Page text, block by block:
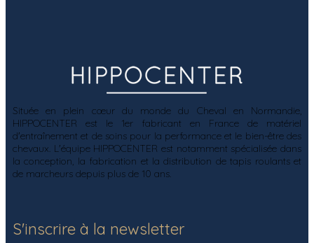
Située en plein cœur du monde du Cheval en Normandie,
HIPPOCENTER est le 1er fabricant en France de matériel
d'entraînement et de soins pour la performance et le bien-être des
chevaux. L'équipe HIPPOCENTER est notamment spécialisée dans
la conception, la fabrication et la distribution de tapis roulants et
de marcheurs depuis plus de 10 ans.
S'inscrire à la newsletter